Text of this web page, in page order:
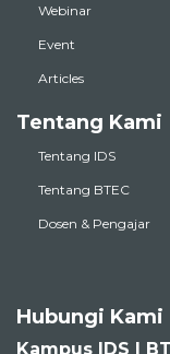
Webinar
Event
Articles
Tentang Kami
Tentang IDS
Tentang BTEC
Dosen & Pengajar
Hubungi Kami
Kampus IDS |